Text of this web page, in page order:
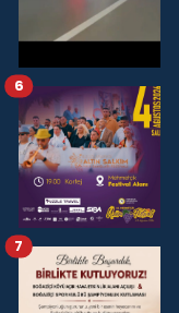
6
7